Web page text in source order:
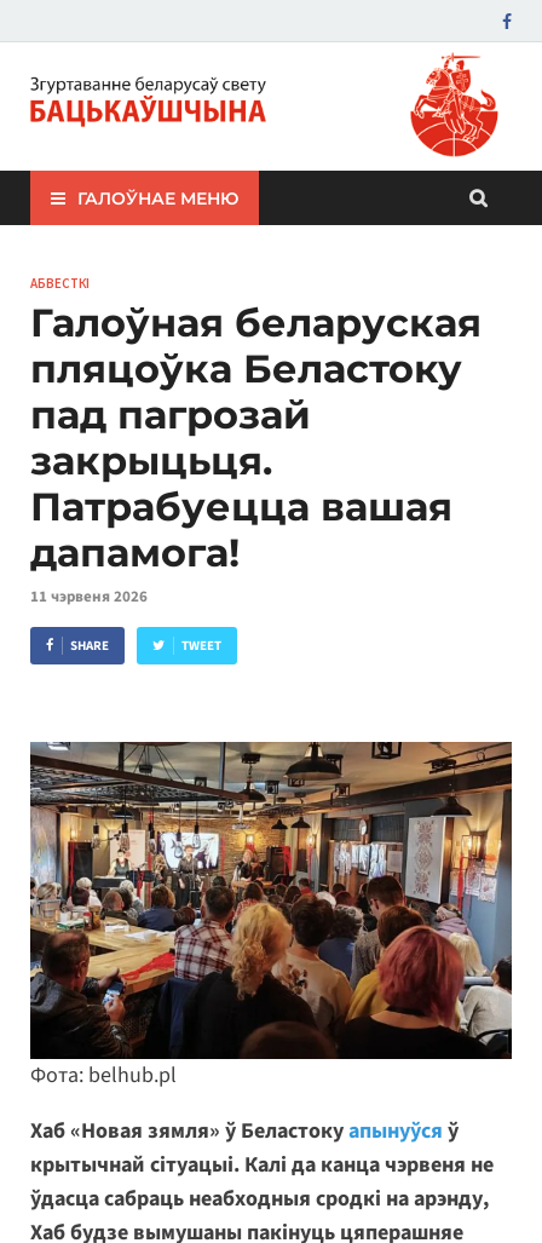
ЗБС "Бацькаўшчына"
ГАЛОЎНАЕ МЕНЮ
АБВЕСТКІ
Галоўная беларуская
пляцоўка Беластоку
пад пагрозай
закрыцьця.
Патрабуецца вашая
дапамога!
11 чэрвеня 2026
SHARE TWEET
Фота: belhub.pl
Хаб «Новая зямля» ў Беластокуапынуўся ў
крытычнай сітуацыі. Калі да канца чэрвеня не
ўдасца сабраць неабходныя сродкі на арэнду,
Хаб будзе вымушаны пакінуць цяперашняе